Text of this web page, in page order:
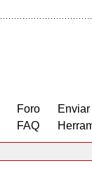
Foro
FAQ